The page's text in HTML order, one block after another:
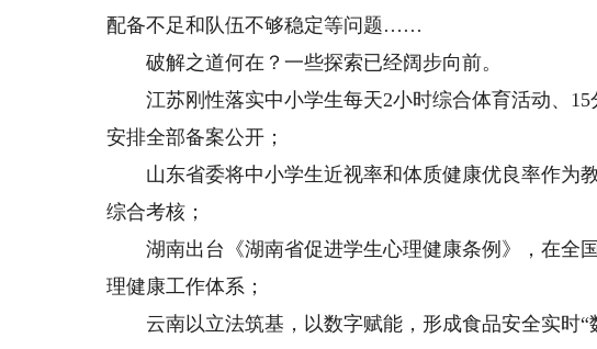
配备不足和队伍不够稳定等问题……
破解之道何在？一些探索已经阔步向前。
江苏刚性落实中小学生每天2小时综合体育活动、15
安排全部备案公开；
山东省委将中小学生近视率和体质健康优良率作为
综合考核；
湖南出台《湖南省促进学生心理健康条例》，在全
理健康工作体系；
云南以立法筑基，以数字赋能，形成食品安全实时“